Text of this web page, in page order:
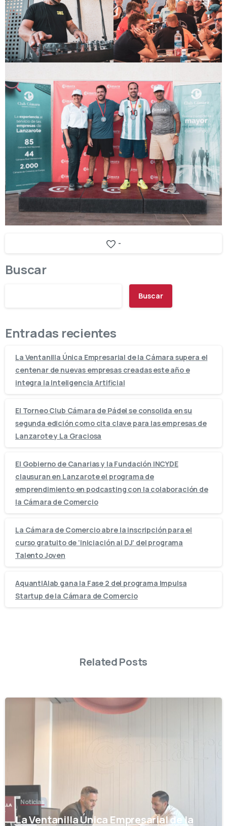
-
Buscar
Buscar
Entradas recientes
La Ventanilla Única Empresarial de la Cámara supera el
centenar de nuevas empresas creadas este año e
integra la Inteligencia Artificial
El Torneo Club Cámara de Pádel se consolida en su
segunda edición como cita clave para las empresas de
Lanzarote y La Graciosa
El Gobierno de Canarias y la Fundación INCYDE
clausuran en Lanzarote el programa de
emprendimiento en podcasting con la colaboración de
la Cámara de Comercio
La Cámara de Comercio abre la inscripción para el
curso gratuito de ‘Iniciación al DJ’ del programa
Talento Joven
AquantIAlab gana la Fase 2 del programa Impulsa
Startup de la Cámara de Comercio
Related Posts
Noticias
La Ventanilla Única Empresarial de la